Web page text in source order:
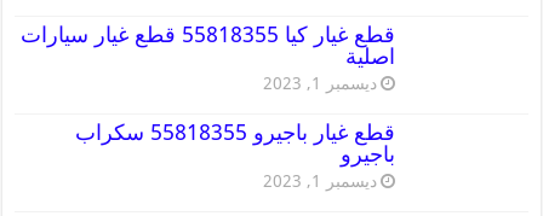
قطع غيار كيا 55818355 قطع غيار سيارات
اصلية
ديسمبر 1, 2023
قطع غيار باجيرو 55818355 سكراب
باجيرو
ديسمبر 1, 2023